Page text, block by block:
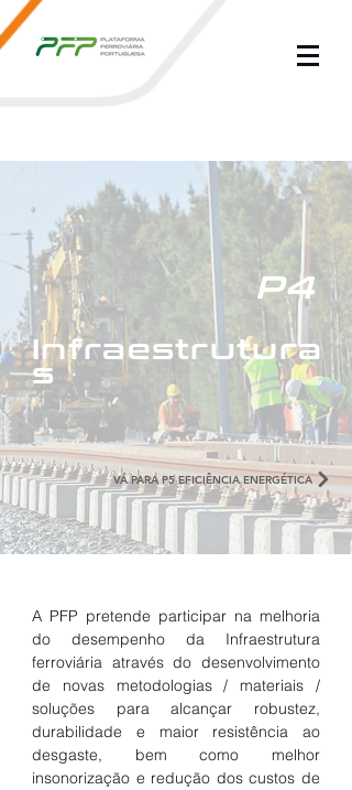
P4
Infraestrutura
s
VÁ PARA P5 EFICIÊNCIA ENERGÉTICA
A PFP pretende participar na melhoria
do desempenho da Infraestrutura
ferroviária através do desenvolvimento
de novas metodologias / materiais /
soluções para alcançar robustez,
durabilidade e maior resistência ao
desgaste, bem como melhor
insonorização e redução dos custos de